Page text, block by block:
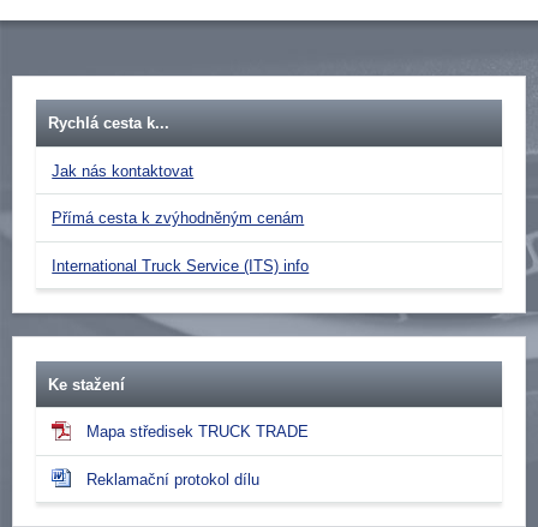
Rychlá cesta k...
Jak nás kontaktovat
Přímá cesta k zvýhodněným cenám
International Truck Service (ITS) info
Ke stažení
Mapa středisek TRUCK TRADE
Reklamační protokol dílu